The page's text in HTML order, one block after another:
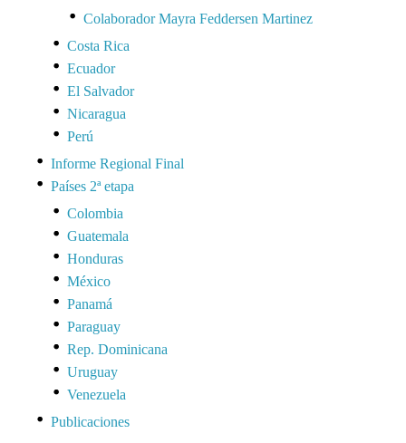
Colaborador Mayra Feddersen Martinez
Costa Rica
Ecuador
El Salvador
Nicaragua
Perú
Informe Regional Final
Países 2ª etapa
Colombia
Guatemala
Honduras
México
Panamá
Paraguay
Rep. Dominicana
Uruguay
Venezuela
Publicaciones